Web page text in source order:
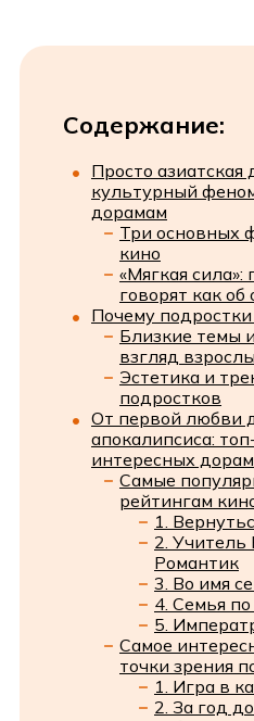
Содержание:
Просто азиатская
культурный
дорамам
Три основных
кино
«Мягкая
говорят как
Почему
Близкие темы
взгляд
Эстетика и
подростков
От первой любви
апокалипсиса:
интересных дорам
Самые
рейтингам
1.
2. Учитель
Романтик
3. Во имя
4. Семья
5.
Самое
точки зрения
1. Игра в
2. За год